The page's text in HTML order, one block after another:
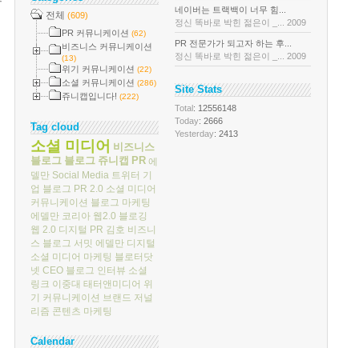
전체 (609)
PR 커뮤니케이션 (62)
비즈니스 커뮤니케이션
(13)
위기 커뮤니케이션 (22)
소셜 커뮤니케이션 (286)
쥬니캡입니다! (222)
Tag cloud
소셜 미디어 비즈니스
블로그 블로그 쥬니캡 PR 에
델만 Social Media 트위터 기
업 블로그 PR 2.0 소셜 미디어
커뮤니케이션 블로그 마케팅
에델만 코리아 웹2.0 블로깅
웹 2.0 디지털 PR 김호 비즈니
스 블로그 서밋 에델만 디지털
소셜 미디어 마케팅 블로터닷
넷 CEO 블로그 인터뷰 소셜
링크 이중대 태터앤미디어 위
기 커뮤니케이션 브랜드 저널
리즘 콘텐츠 마케팅
Calendar
네이버는 트랙백이 너무 힘...
정신 똑바로 박힌 젊은이 _... 2009
PR 전문가가 되고자 하는 후...
정신 똑바로 박힌 젊은이 _... 2009
Site Stats
Total: 12556148
Today: 2666
Yesterday: 2413